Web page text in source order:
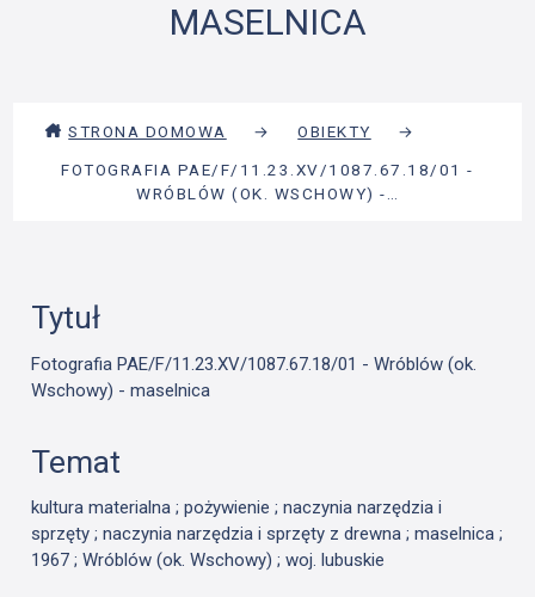
MASELNICA
STRONA DOMOWA → OBIEKTY
→
FOTOGRAFIA PAE/F/11.23.XV/1087.67.18/01 -
WRÓBLÓW (OK. WSCHOWY) -…
Tytuł
Fotografia PAE/F/11.23.XV/1087.67.18/01 - Wróblów (ok.
Wschowy) - maselnica
Temat
kultura materialna ; pożywienie ; naczynia narzędzia i
sprzęty ; naczynia narzędzia i sprzęty z drewna ; maselnica ;
1967 ; Wróblów (ok. Wschowy) ; woj. lubuskie